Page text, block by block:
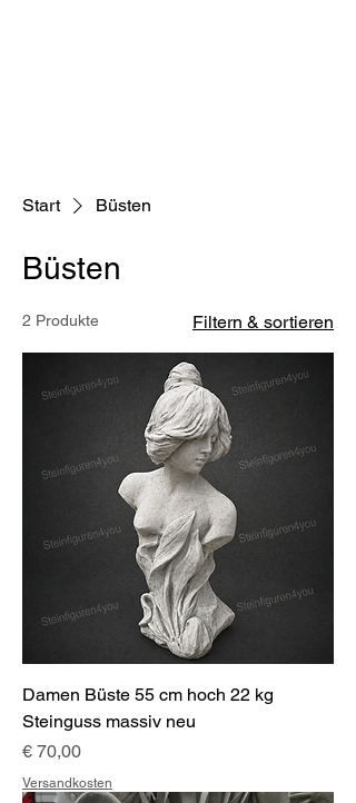
Start Büsten
Büsten
2 Produkte Filtern & sortieren
Damen Büste 55 cm hoch 22 kg
Steinguss massiv neu
Preis
€ 70,00
Versandkosten